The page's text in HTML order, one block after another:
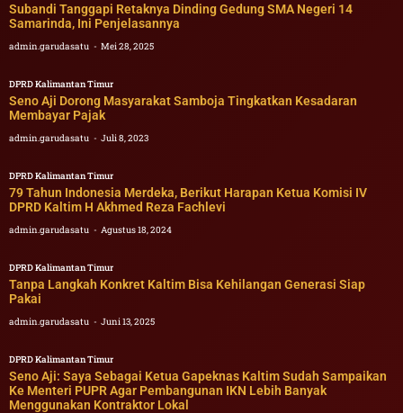
Subandi Tanggapi Retaknya Dinding Gedung SMA Negeri 14
Samarinda, Ini Penjelasannya
admin.garudasatu Mei 28, 2025
DPRD Kalimantan Timur
Seno Aji Dorong Masyarakat Samboja Tingkatkan Kesadaran
Membayar Pajak
admin.garudasatu Juli 8, 2023
DPRD Kalimantan Timur
79 Tahun Indonesia Merdeka, Berikut Harapan Ketua Komisi IV
DPRD Kaltim H Akhmed Reza Fachlevi
admin.garudasatu Agustus 18, 2024
DPRD Kalimantan Timur
Tanpa Langkah Konkret Kaltim Bisa Kehilangan Generasi Siap
Pakai
admin.garudasatu Juni 13, 2025
DPRD Kalimantan Timur
Seno Aji: Saya Sebagai Ketua Gapeknas Kaltim Sudah Sampaikan
Ke Menteri PUPR Agar Pembangunan IKN Lebih Banyak
Menggunakan Kontraktor Lokal